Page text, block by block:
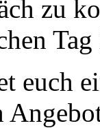
zu
euch